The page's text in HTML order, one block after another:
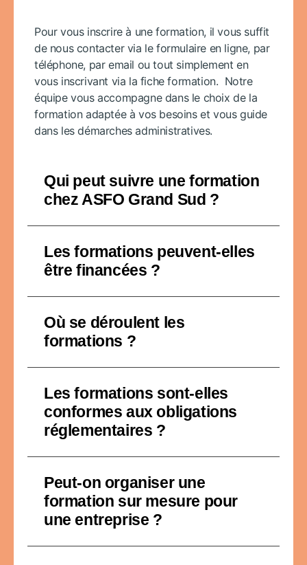
Pour vous inscrire à une formation, il vous suffit
de nous contacter via le formulaire en ligne, par
téléphone, par email ou tout simplement en
vous inscrivant via la fiche formation. Notre
équipe vous accompagne dans le choix de la
formation adaptée à vos besoins et vous guide
dans les démarches administratives.
Qui peut suivre une formation
chez ASFO Grand Sud ?
Les formations peuvent-elles
être financées ?
Où se déroulent les
formations ?
Les formations sont-elles
conformes aux obligations
réglementaires ?
Peut-on organiser une
formation sur mesure pour
une entreprise ?